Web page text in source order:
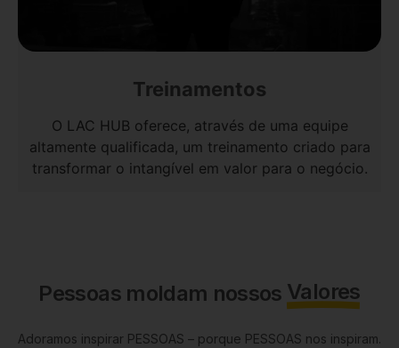
Treinamentos
O LAC HUB oferece, através de uma equipe
altamente qualificada, um treinamento criado para
transformar o intangível em valor para o negócio.
Pessoas moldam nossos Valores
Adoramos inspirar PESSOAS – porque PESSOAS nos inspiram.